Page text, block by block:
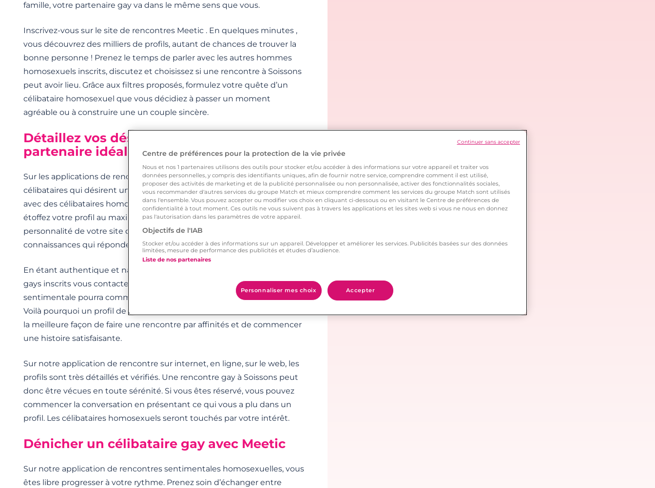
famille, votre partenaire gay va dans le même sens que vous.
Inscrivez-vous sur le site de rencontres Meetic . En quelques minutes ,
vous découvrez des milliers de profils, autant de chances de trouver la
bonne personne ! Prenez le temps de parler avec les autres hommes
homosexuels inscrits, discutez et choisissez si une rencontre à Soissons
peut avoir lieu. Grâce aux filtres proposés, formulez votre quête d’un
célibataire homosexuel que vous décidiez à passer un moment
agréable ou à construire une un couple sincère.
Détaillez vos désirs pour rencontrer le
partenaire idéal ?
Sur les applications de rencontres, vous êtes mis en contact avec des
célibataires qui désirent une relation sérieuse. Pour être mis en contact
avec des célibataires homosexuels qui possèdent les mêmes affinités,
étoffez votre profil au maximum. À partir de votre description le test de
personnalité de votre site de rencontre simplifie les nouvelles
connaissances qui répondent à vos critères.
En étant authentique et naturel et en ajoutant une photo de profil, les
gays inscrits vous contacteront pour faire connaissance. Une relation
sentimentale pourra commencer si vous partez sur de bonnes bases.
Voilà pourquoi un profil de homosexuel complet représente,constitue
la meilleure façon de faire une rencontre par affinités et de commencer
une histoire satisfaisante.
Sur notre application de rencontre sur internet, en ligne, sur le web, les
profils sont très détaillés et vérifiés. Une rencontre gay à Soissons peut
donc être vécues en toute sérénité. Si vous êtes réservé, vous pouvez
commencer la conversation en présentant ce qui vous a plu dans un
profil. Les célibataires homosexuels seront touchés par votre intérêt.
Dénicher un célibataire gay avec Meetic
Sur notre application de rencontres sentimentales homosexuelles, vous
êtes libre progresser à votre rythme. Prenez soin d’échanger entre
Centre de préférences pour la protection de la vie privée
Nous et nos 1 partenaires utilisons des outils pour stocker et/ou accéder à des informations sur votre appareil et traiter vos
données personnelles, y compris des identifiants uniques, afin de fournir notre service, comprendre comment il est utilisé,
proposer des activités de marketing et de la publicité personnalisée ou non personnalisée, activer des fonctionnalités sociales,
vous recommander d'autres services du groupe Match et mieux comprendre comment les services du groupe Match sont utilisés
dans l'ensemble. Vous pouvez accepter ou modifier vos choix en cliquant ci-dessous ou en visitant le Centre de préférences de
confidentialité à tout moment. Ces outils ne vous suivent pas à travers les applications et les sites web si vous ne nous en donnez
pas l'autorisation dans les paramètres de votre appareil.
Objectifs de l'IAB
Stocker et/ou accéder à des informations sur un appareil. Développer et améliorer les services. Publicités basées sur des données
limitées, mesure de performance des publicités et études d’audience.
Liste de nos partenaires
Personnaliser mes choix Accepter
Continuer sans accepter